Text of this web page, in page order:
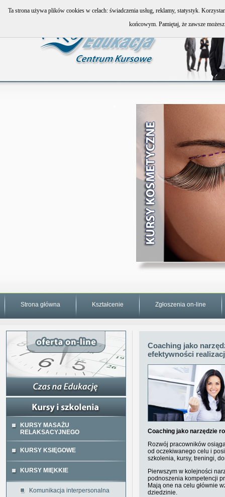
Strona główna Kształcenie Zgłoszenia on-line
KURSY MASAŻU
RELAKSACYJNEGO
KURSY KSIĘGOWE
KURSY MIĘKKIE
Komunikacja interpersonalna
Coaching jako
efektywności
Coaching jako narzędzie
Rozwój pracowników
od oczekiwanego celu i
szkolenia, kursy, treningi,
Pierwszym w kolejności
podnoszenia kompetencji
Mają one na celu głównie
dziedzinie.
Ta strona używa plików cookies w celach: świadczenia usług, reklamy, statystyk.
końcowym. Pamiętaj, że zawsze